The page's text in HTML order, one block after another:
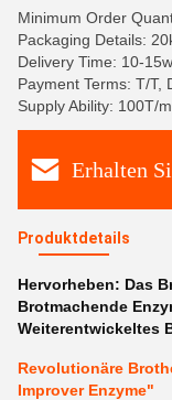
Minimum Order
Packaging Details:
Delivery Time: 10-
Payment Terms: T/T,
Supply Ability: 100T/
Erhalten
Produktdetails
Hervorheben: Das
Brotmachende
Weiterentwickeltes
Revolutionäre
Improver Enzyme"